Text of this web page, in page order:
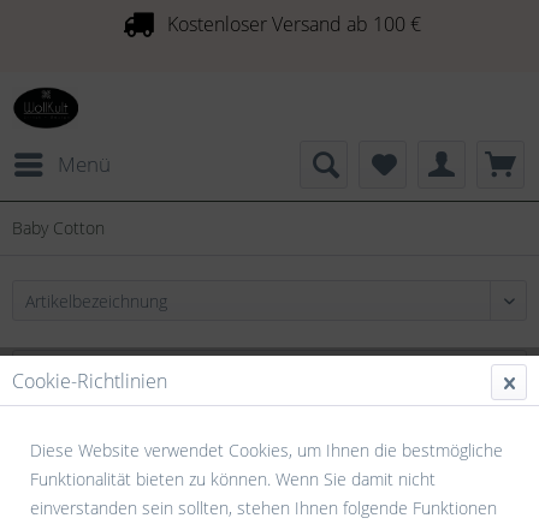
Kostenloser Versand ab 100 €
Menü
Baby Cotton
Cookie-Richtlinien
Diese Website verwendet Cookies, um Ihnen die bestmögliche
Funktionalität bieten zu können. Wenn Sie damit nicht
einverstanden sein sollten, stehen Ihnen folgende Funktionen